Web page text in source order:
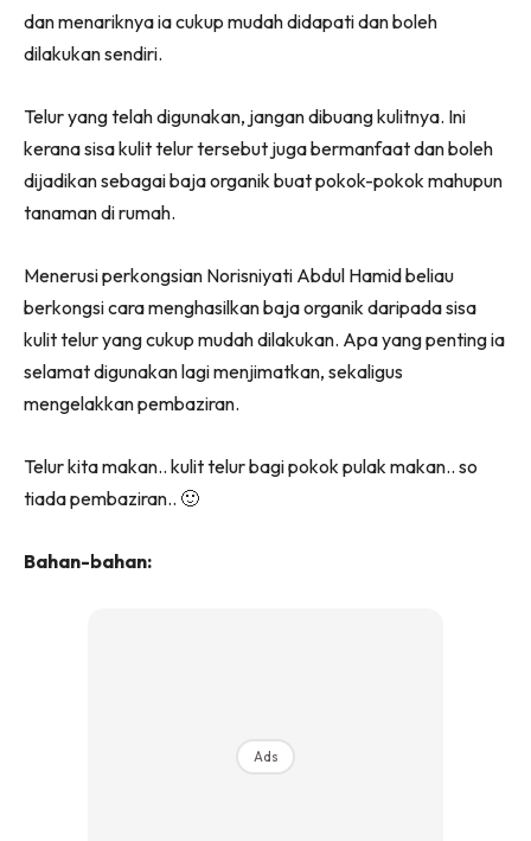
dan menariknya ia cukup mudah didapati dan boleh
dilakukan sendiri.
Telur yang telah digunakan, jangan dibuang kulitnya. Ini
kerana sisa kulit telur tersebut juga bermanfaat dan boleh
dijadikan sebagai baja organik buat pokok-pokok mahupun
tanaman di rumah.
Menerusi perkongsian Norisniyati Abdul Hamid beliau
berkongsi cara menghasilkan baja organik daripada sisa
kulit telur yang cukup mudah dilakukan. Apa yang penting ia
selamat digunakan lagi menjimatkan, sekaligus
mengelakkan pembaziran.
Telur kita makan.. kulit telur bagi pokok pulak makan.. so
tiada pembaziran.. 🙂
Bahan-bahan:
Ads